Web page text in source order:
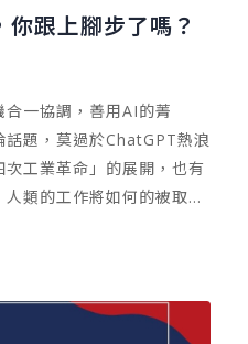
的生活。在重視工作決策
場合，並且非常注重「健
於宗教信仰上，關心心靈
，我鼓勵你攀峰攻頂，但
都很重要。練好基本功，
。同時，掌握好管理技巧
跟上腳步了嗎？
合一協調，善用AI的菁
題，莫過於ChatGPT熱浪
工業革命」的展開，也有
類的工作將如何的被取
加智能、高效、便捷的生